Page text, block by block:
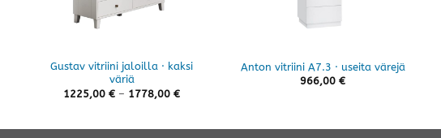
Gustav vitriini jaloilla · kaksi
väriä
1225,00 € – 1778,00 €Hintaluokka:
Anton vitriini A7.3 · useita värejä
966,00 €